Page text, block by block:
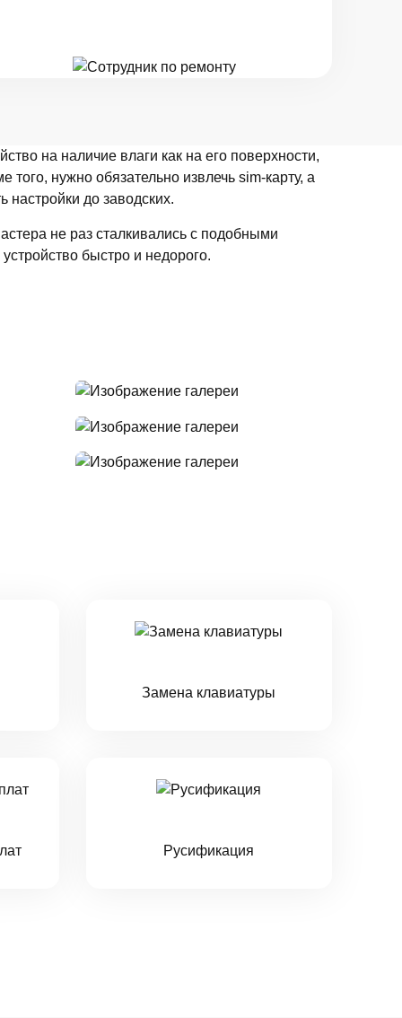
на наличие влаги как на его поверхности,
нужно обязательно извлечь sim-карту, а
настройки до заводских.
не раз сталкивались с подобными
быстро и недорого.
Замена клавиатуры
Русификация